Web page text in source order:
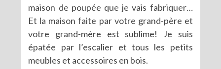
maison de poupée que je vais fabriquer…
Et la maison faite par votre grand-père et
votre grand-mère est sublime! Je suis
épatée par l’escalier et tous les petits
meubles et accessoires en bois.